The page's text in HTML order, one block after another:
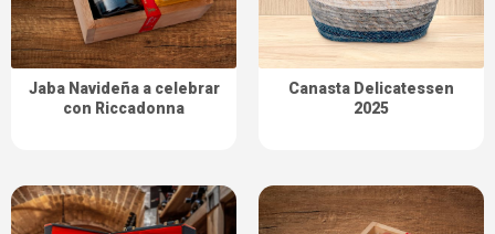
Jaba Navideña a celebrar
con Riccadonna
Canasta Delicatessen
2025